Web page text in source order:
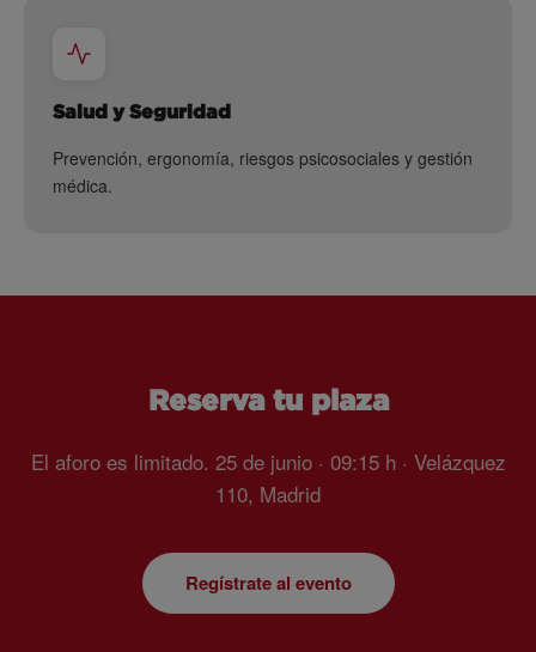
Salud y Seguridad
Prevención, ergonomía, riesgos psicosociales y gestión
médica.
Reserva tu plaza
El aforo es limitado. 25 de junio · 09:15 h · Velázquez
110, Madrid
Regístrate al evento